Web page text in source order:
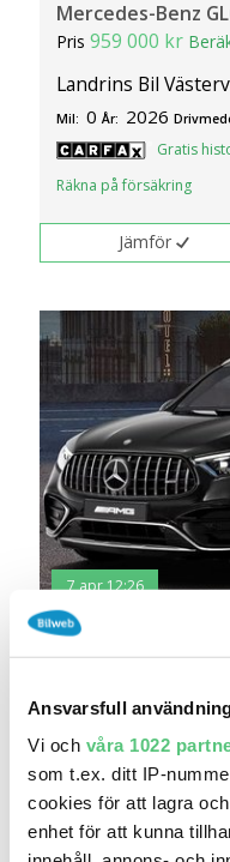
Ansvarsfull
Vi och våra 1022
som t.ex. ditt IP-
cookies för att lagra
enhet för att kunna
Mercedes-Benz
Pris959 000 kr
Landrins Bil
Mil: 0 År: 2026
Gratis
Räkna på försäkring
Jämför
7 apr 12:26
Mercedes-Benz
Pris929 000 kr
Landrins Bil
Mil: År: 2026
Gratis
Räkna på försäkring